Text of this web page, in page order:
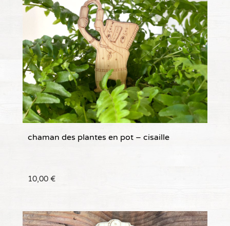
chaman des plantes en pot – cisaille
10,00 €